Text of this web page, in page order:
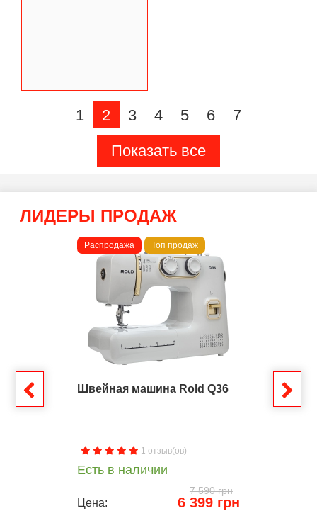
1 2 3 4 5 6
7
Показать все
ЛИДЕРЫ ПРОДАЖ
Распродажа Топ продаж
Швейная машина Rold Q36
1 отзыв(ов)
Есть в наличии
7 590 грн
Цена: 6 399 грн